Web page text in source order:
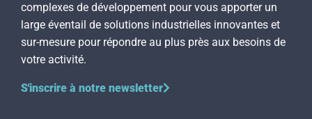
complexes de développement pour vous apporter un
large éventail de solutions industrielles innovantes et
sur-mesure pour répondre au plus près aux besoins de
votre activité.
S'inscrire à notre newsletter